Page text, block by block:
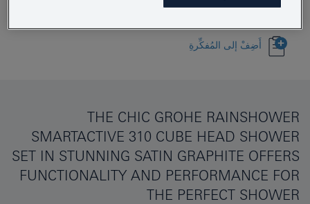
أَضِفْ إلى المُفكِّرةِ
THE CHIC GROHE RAINSHOWER
SMARTACTIVE 310 CUBE HEAD SHOWER
SET IN STUNNING SATIN GRAPHITE OFFERS
FUNCTIONALITY AND PERFORMANCE FOR
THE PERFECT SHOWER